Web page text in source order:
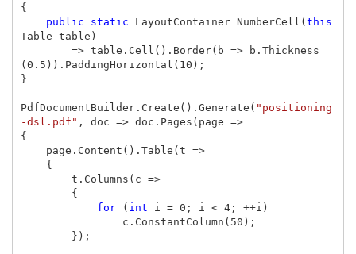
{
public
static LayoutContainer NumberCell ( this
Table table )
=> table . Cell (). Border( b => b . Thickness
( 0.5 )). PaddingHorizontal ( 10 );
}
PdfDocumentBuilder. Create (). Generate ( "positioning
-dsl.pdf" , doc => doc . Pages ( page =>
{
page . Content (). Table ( t =>
{
t . Columns ( c =>
{
for
( int i = 0 ; i < 4; ++i )
c . ConstantColumn ( 50 );
});